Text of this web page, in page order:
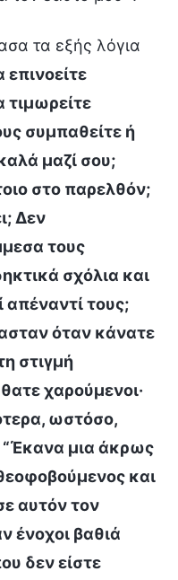
τα εξής λόγια
επινοείτε
τιμωρείτε
συμπαθείτε ή
μαζί σου;
στο παρελθόν;
Δεν
τους
σχόλια και
τους;
όταν κάνατε
στιγμή
χαρούμενοι·
ωστόσο,
μια άκρως
και
αυτόν τον
ένοχοι βαθιά
δεν είστε